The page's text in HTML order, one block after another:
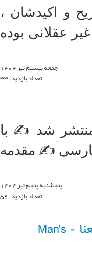
و اکیدشان ،
عقلانی بوده
جمعه بیستم تير 1404
تعداد بازدید: 33
شد ✍ با
✍ مقدمه
پنجشنبه پنجم تير 1404
تعداد بازدید: 59
معرفی کتاب صوتی انسان در جستجوی معنا - Man's